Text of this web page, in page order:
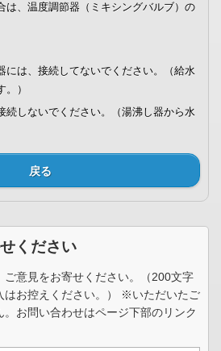
は、温度調節器（ミキシングバルブ）の
には、接続してないでください。（給水
）
続しないでください。（湯沸し器から水
戻る
ください
ご意見をお寄せください。（200文字
はお控えください。） ※いただいたご
お問い合わせはページ下部のリンク